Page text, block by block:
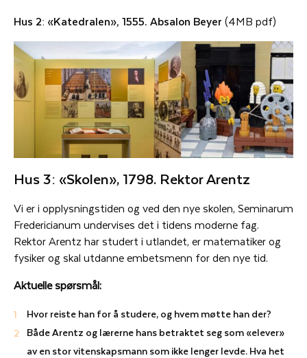
Hus 2: «Katedralen», 1555. Absalon Beyer (4MB pdf)
Hus 3: «Skolen», 1798. Rektor Arentz
Vi er i opplysningstiden og ved den nye skolen, Seminarum
Fredericianum undervises det i tidens moderne fag.
Rektor Arentz har studert i utlandet, er matematiker og
fysiker og skal utdanne embetsmenn for den nye tid.
Aktuelle spørsmål:
Hvor reiste han for å studere, og hvem møtte han der?
Både Arentz og lærerne hans betraktet seg som «elever»
av en stor vitenskapsmann som ikke lenger levde. Hva het